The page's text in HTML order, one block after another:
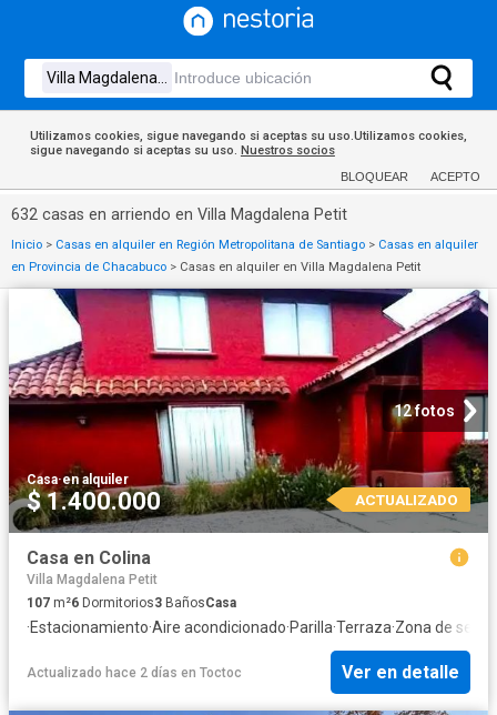
Utilizamos cookies, sigue navegando si aceptas su uso.Utilizamos cookies,
sigue navegando si aceptas su uso. Nuestros socios
BLOQUEAR ACEPTO
632 casas en arriendo en Villa Magdalena Petit
Inicio > Casas en alquiler en Región Metropolitana de Santiago > Casas en alquiler
en Provincia de Chacabuco > Casas en alquiler en Villa Magdalena Petit
12 fotos
Casa·en alquiler
$ 1.400.000 ACTUALIZADO
Casa en Colina
Villa Magdalena Petit
107 m²6 Dormitorios3 BañosCasa
·Estacionamiento·Aire acondicionado·Parilla·Terraza·Zona de
Actualizado hace 2 días en Toctoc Ver en detalle